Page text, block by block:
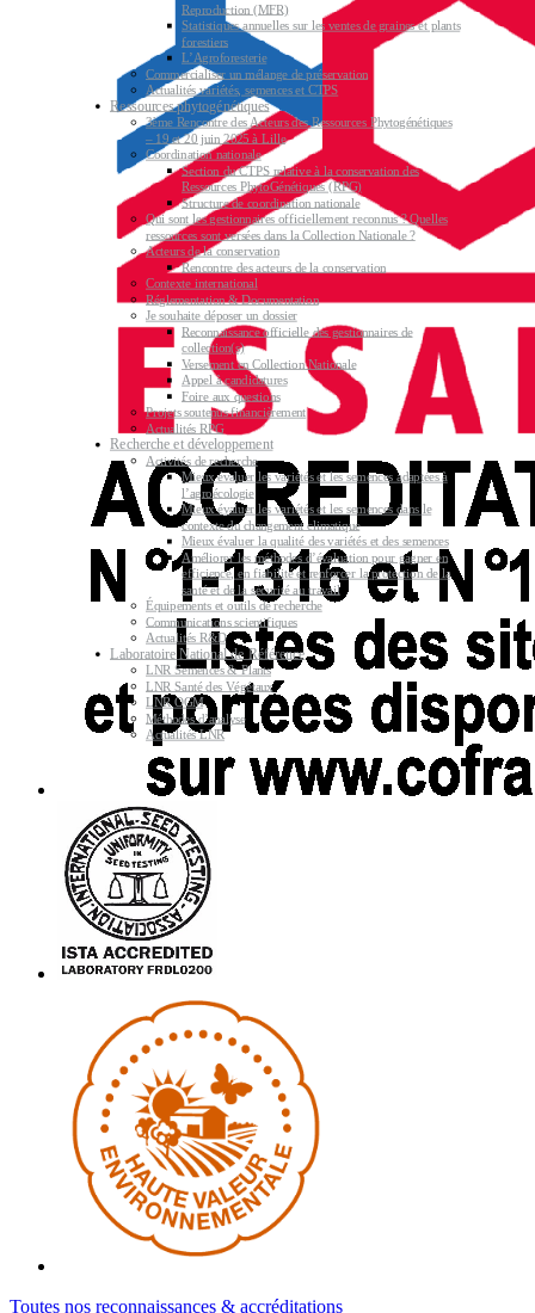
Toutes nos reconnaissances & accréditations
Reproduction (MFR)
Statistiques annuelles sur les ventes de graines et plants
forestiers
L’Agroforesterie
Commercialiser un mélange de préservation
Actualités variétés, semences et CTPS
Ressources phytogénétiques
3ème Rencontre des Acteurs des Ressources Phytogénétiques
– 19 et 20 juin 2025 à Lille
Coordination nationale
Section du CTPS relative à la conservation des
Ressources PhytoGénétiques (RPG)
Structure de coordination nationale
Qui sont les gestionnaires officiellement reconnus ? Quelles
ressources sont versées dans la Collection Nationale ?
Acteurs de la conservation
Rencontre des acteurs de la conservation
Contexte international
Réglementation & Documentation
Je souhaite déposer un dossier
Reconnaissance officielle des gestionnaires de
collection(s)
Versement en Collection Nationale
Appel à candidatures
Foire aux questions
Projets soutenus financièrement
Actualités RPG
Recherche et développement
Activités de recherche
Mieux évaluer les variétés et les semences adaptées à
l’agroécologie
Mieux évaluer les variétés et les semences dans le
contexte du changement climatique
Mieux évaluer la qualité des variétés et des semences
Améliorer les méthodes d’évaluation pour gagner en
efficience, en fiabilité et renforcer la protection de la
santé et de la sécurité au travail
Équipements et outils de recherche
Communications scientifiques
Actualités R&D
Laboratoire National de Référence
LNR Semences & Plants
LNR Santé des Végétaux
LNR OGM
Méthodes d’analyse
Actualités LNR